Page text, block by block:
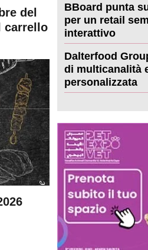
del
carrello
BBoard punta
per un retail
interattivo
Dalterfood
di multicanalità
personalizzata